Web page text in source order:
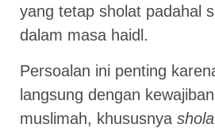
yang tetap sholat padahal
dalam masa haidl.
Persoalan ini penting
langsung dengan
muslimah, khususnya